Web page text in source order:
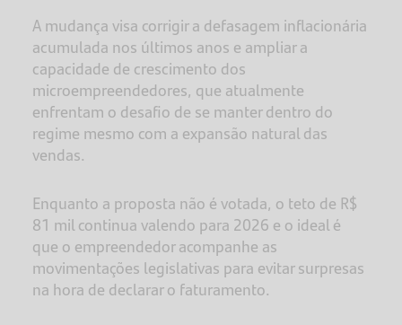
A mudança visa corrigir a defasagem inflacionária
acumulada nos últimos anos e ampliar a
capacidade de crescimento dos
microempreendedores, que atualmente
enfrentam o desafio de se manter dentro do
regime mesmo com a expansão natural das
vendas.
Enquanto a proposta não é votada, o teto de R$
81 mil continua valendo para 2026 e o ideal é
que o empreendedor acompanhe as
movimentações legislativas para evitar surpresas
na hora de declarar o faturamento.